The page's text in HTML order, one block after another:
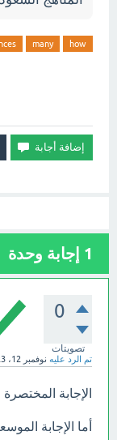
how
many
1 إجابة وحدة
0
تصويتات
تم الرد عليه نوفمبر 12، 2023
الإجابة
أما الإجابة